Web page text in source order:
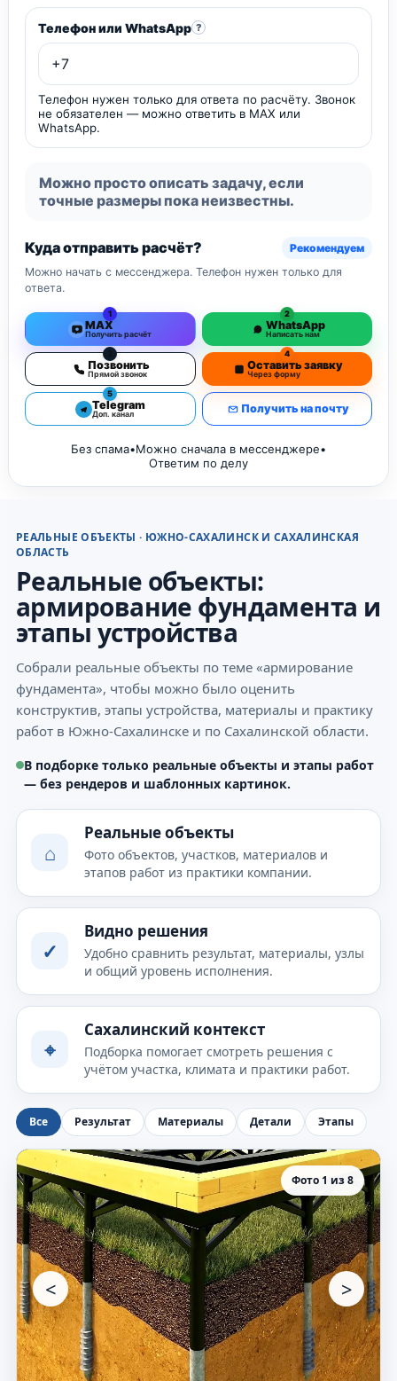
Телефон или WhatsApp ?
Телефон нужен только для ответа по расчёту. Звонок
не обязателен — можно ответить в MAX или
WhatsApp.
Можно просто описать задачу, если
точные размеры пока неизвестны.
Куда отправить расчёт?
Рекомендуем
Можно начать с мессенджера. Телефон нужен только для
ответа.
1
MAX
Получить расчёт
2
WhatsApp
Написать нам
3
Позвонить
Прямой звонок
4
Оставить заявку
Через форму
5
Telegram
Доп. канал Получить на почту
Без спама•Можно сначала в мессенджере•
Ответим по делу
РЕАЛЬНЫЕ ОБЪЕКТЫ · ЮЖНО-САХАЛИНСК И САХАЛИНСКАЯ
ОБЛАСТЬ
Реальные объекты:
армирование фундамента и
этапы устройства
Собрали реальные объекты по теме «армирование
фундамента», чтобы можно было оценить
конструктив, этапы устройства, материалы и практику
работ в Южно-Сахалинске и по Сахалинской области.
В подборке только реальные объекты и этапы работ
— без рендеров и шаблонных картинок.
⌂
Реальные объекты
Фото объектов, участков, материалов и
этапов работ из практики компании.
✓
Видно решения
Удобно сравнить результат, материалы, узлы
и общий уровень исполнения.
⌖
Сахалинский контекст
Подборка помогает смотреть решения с
учётом участка, климата и практики работ.
Все Результат Материалы Детали Этапы
Фото 1 из 8
< >